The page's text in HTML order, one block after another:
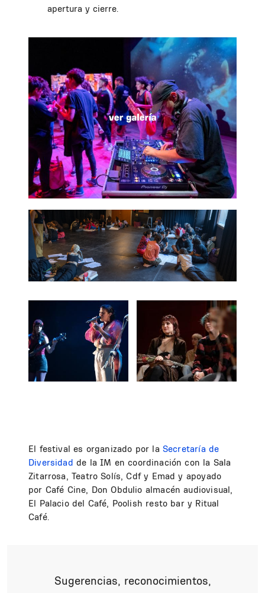
apertura y cierre.
El festival es organizado por la Secretaría de
Diversidad de la IM en coordinación con la Sala
Zitarrosa, Teatro Solís, Cdf y Emad y apoyado
por Café Cine, Don Obdulio almacén audiovisual,
El Palacio del Café, Poolish resto bar y Ritual
Café.
Sugerencias, reconocimientos,